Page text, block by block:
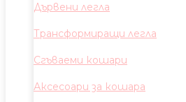
Дървени легла
Трансформиращи легла
Сгъваеми кошари
Аксесоари за кошара